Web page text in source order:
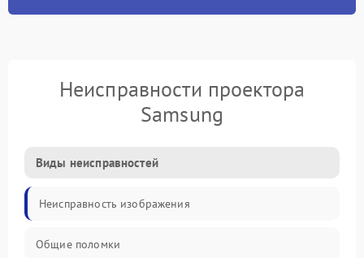
Неисправности проектора
Samsung
Виды неисправностей
Неисправность изображения
Общие поломки